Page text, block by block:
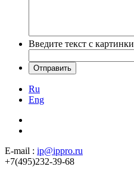
Введите текст с картинки
Ru
Eng
E-mail : ip@ippro.ru
+7(495)232-39-68